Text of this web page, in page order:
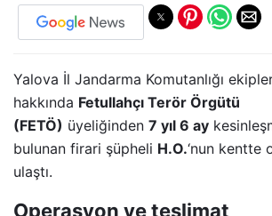
Yalova İl Jandarma Komutanlığı
hakkında Fetullahçı Terör Örgütü
(FETÖ) üyeliğinden 7 yıl 6 ay
bulunan firari şüpheli H.O.‘nun kentte
ulaştı.
Operasyon ve teslimat